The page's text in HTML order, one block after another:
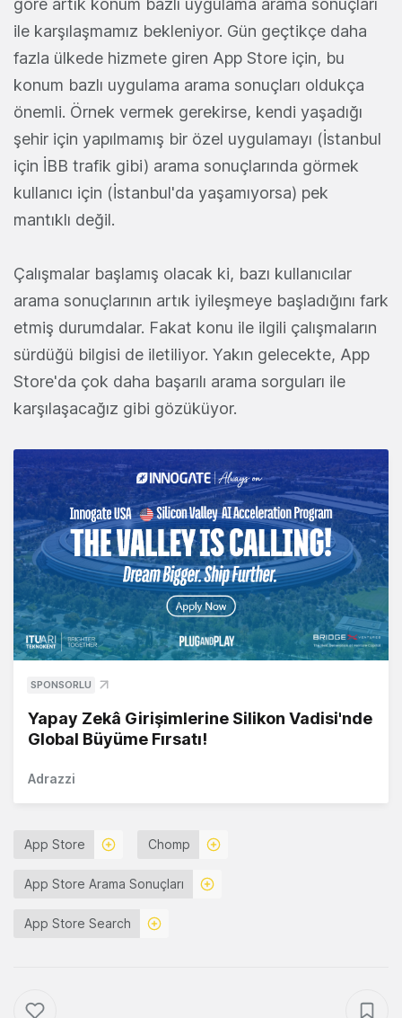
göre artık konum bazlı uygulama arama sonuçları
ile karşılaşmamız bekleniyor. Gün geçtikçe daha
fazla ülkede hizmete giren App Store için, bu
konum bazlı uygulama arama sonuçları oldukça
önemli. Örnek vermek gerekirse, kendi yaşadığı
şehir için yapılmamış bir özel uygulamayı (İstanbul
için İBB trafik gibi) arama sonuçlarında görmek
kullanıcı için (İstanbul'da yaşamıyorsa) pek
mantıklı değil.
Çalışmalar başlamış olacak ki, bazı kullanıcılar
arama sonuçlarının artık iyileşmeye başladığını fark
etmiş durumdalar. Fakat konu ile ilgili çalışmaların
sürdüğü bilgisi de iletiliyor. Yakın gelecekte, App
Store'da çok daha başarılı arama sorguları ile
karşılaşacağız gibi gözüküyor.
SPONSORLU
Yapay Zekâ Girişimlerine Silikon Vadisi'nde
Global Büyüme Fırsatı!
Adrazzi
App Store Chomp
App Store Arama Sonuçları
App Store Search